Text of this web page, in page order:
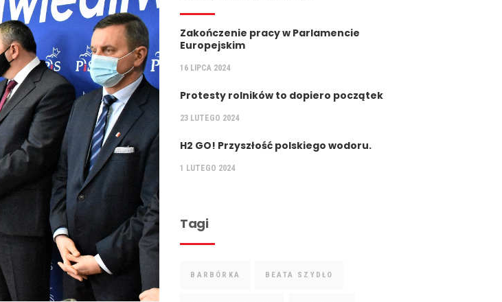
Zakończenie pracy w Parlamencie
Europejskim
16 LIPCA 2024
Protesty rolników to dopiero początek
23 LUTEGO 2024
H2 GO! Przyszłość polskiego wodoru.
1 LUTEGO 2024
Tagi
BARBÓRKA BEATA SZYDŁO